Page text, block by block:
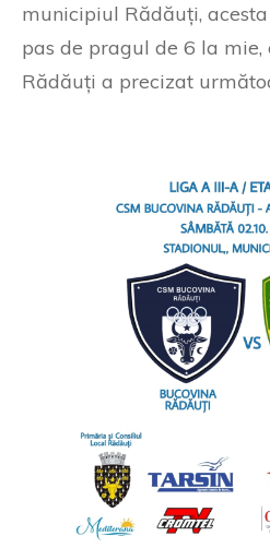
municipiul Rădăuți,
pas de pragul de 6 la mie,
Rădăuți a precizat